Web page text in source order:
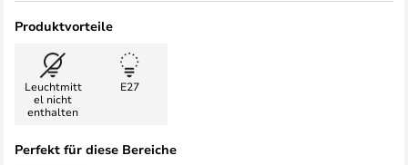
Produktvorteile
Leuchtmitt
el nicht
enthalten
E27
Perfekt für diese Bereiche